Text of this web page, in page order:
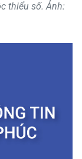
thiểu số. Ảnh: